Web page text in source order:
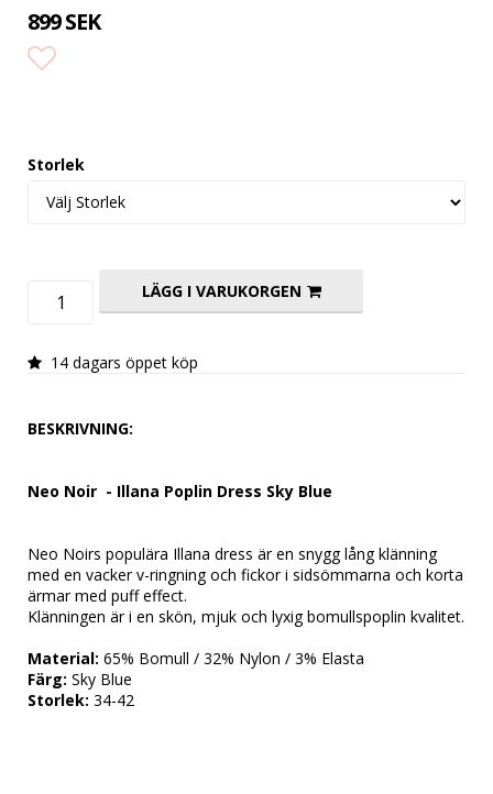
899 SEK
Storlek
LÄGG I VARUKORGEN
14 dagars öppet köp
BESKRIVNING:
Neo Noir  - Illana Poplin Dress Sky Blue
Neo Noirs populära Illana dress är en snygg lång klänning
med en vacker v-ringning och fickor i sidsömmarna och korta
ärmar med puff effect.
Klänningen är i en skön, mjuk och lyxig bomullspoplin kvalitet.
Material: 65% Bomull / 32% Nylon / 3% Elasta
Färg: Sky Blue
Storlek: 34-42